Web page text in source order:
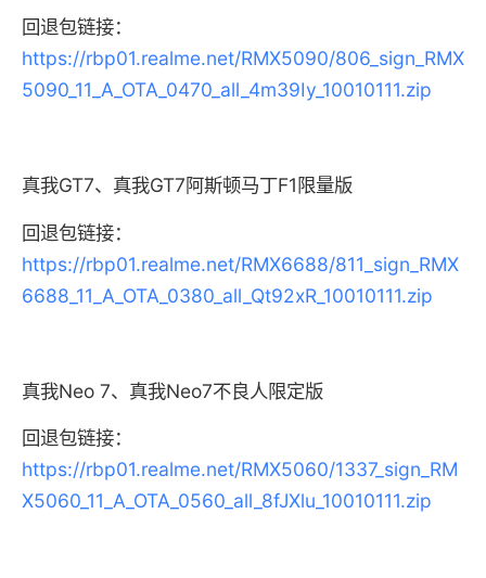
回退包链接：
https://rbp01.realme.net/RMX5090/806_sign_RMX
5090_11_A_OTA_0470_all_4m39Iy_10010111.zip
真我GT7、真我GT7阿斯顿马丁F1限量版
回退包链接：
https://rbp01.realme.net/RMX6688/811_sign_RMX
6688_11_A_OTA_0380_all_Qt92xR_10010111.zip
真我Neo 7、真我Neo7不良人限定版
回退包链接：
https://rbp01.realme.net/RMX5060/1337_sign_RM
X5060_11_A_OTA_0560_all_8fJXlu_10010111.zip